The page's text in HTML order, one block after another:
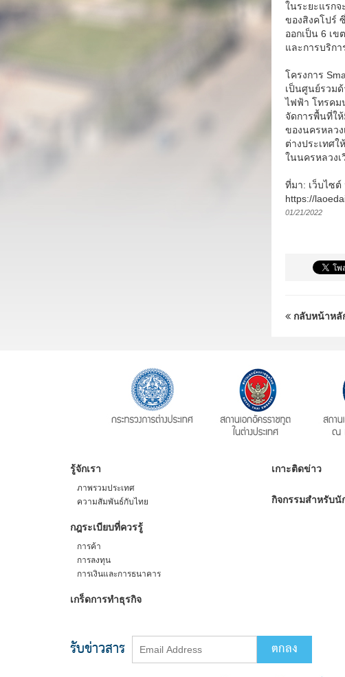
ในระยะแรกจ
ของสิงคโปร์
ออกเป็น 6 เ
และการบริก
โครงการ
เป็นศูนย์รวม
ไฟฟ้า โทรคม
จัดการพื้นที่ใ
ของนครหลว
ต่างประเทศ
ในนครหลวงเ
ที่มา: เว็บไซต์
https://
01/21/2022
กลับหน้าหลั
รู้จักเรา
ภาพรวมประเทศ
ความสัมพันธ์กับไทย
กฎระเบียบที่ควรรู้
การค้า
การลงทุน
การเงินและการธนาคาร
เกร็ดการทำธุรกิจ
เกาะติดข่าว
กิจกรรมสำหรับนั
รับข่าวสาร